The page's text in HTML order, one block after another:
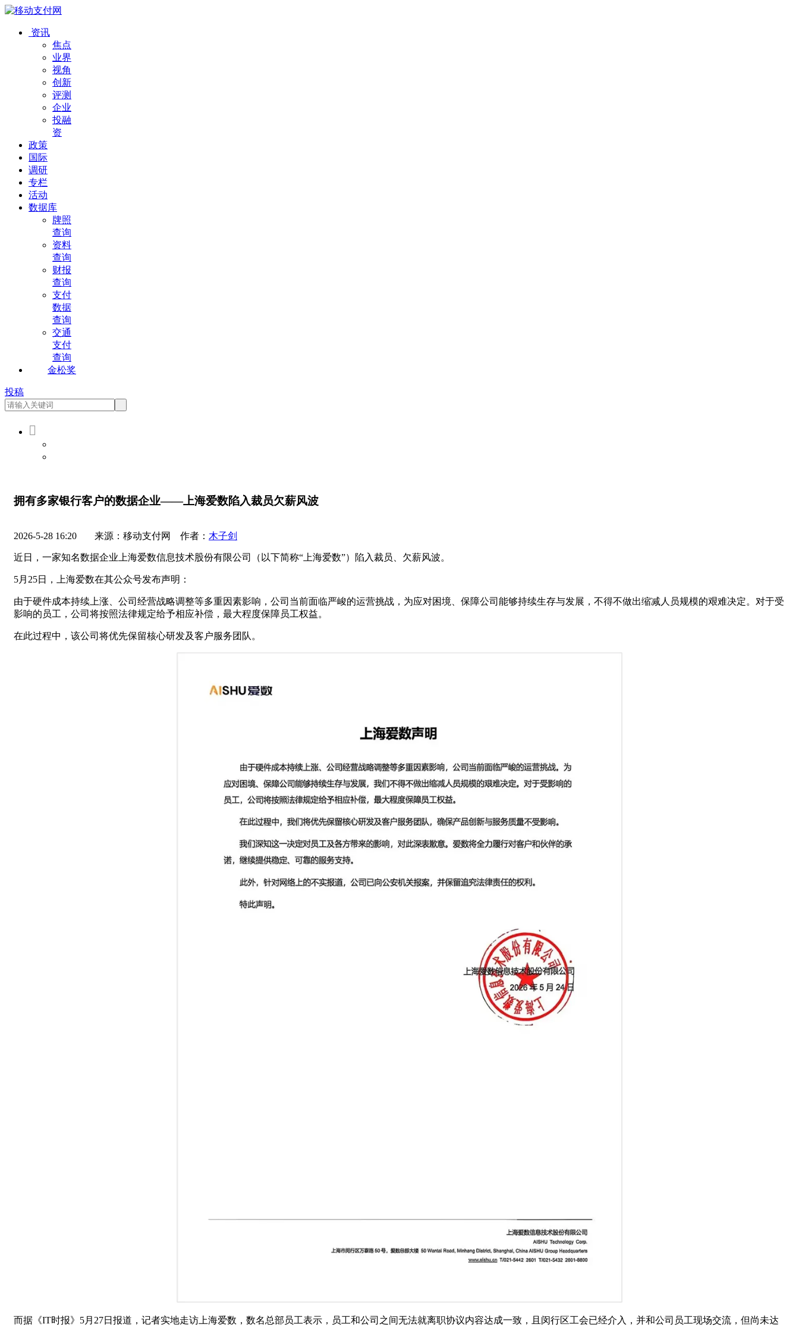
资讯
焦点
业界
视角
创新
评测
企业
投融
资
政策
国际
调研
专栏
活动
数据库
牌照
查询
资料
查询
财报
查询
支付
数据
查询
交通
支付
查询
金松奖
投稿

拥有多家银行客户的数据企业——上海爱数陷入裁员欠薪风波
2026-5-28 16:20 来源：移动支付网 作者： 木子剑
近日，一家知名数据企业上海爱数信息技术股份有限公司（以下简称“上海爱数”）陷入裁员、欠薪风波。
5月25日，上海爱数在其公众号发布声明：
由于硬件成本持续上涨、公司经营战略调整等多重因素影响，公司当前面临严峻的运营挑战，为应对困境、保障公司能够持续生存与发展，不得不做出缩减人员规模的艰难决定。对于受
影响的员工，公司将按照法律规定给予相应补偿，最大程度保障员工权益。
在此过程中，该公司将优先保留核心研发及客户服务团队。
而据《IT时报》5月27日报道，记者实地走访上海爱数，数名总部员工表示，员工和公司之间无法就离职协议内容达成一致，且闵行区工会已经介入，并和公司员工现场交流，但尚未达